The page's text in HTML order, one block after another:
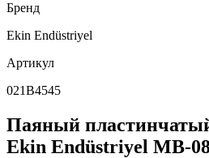
Бренд
Ekin Endüstriyel
Артикул
021B4545
Паяный
Ekin Endüstriyel MB-